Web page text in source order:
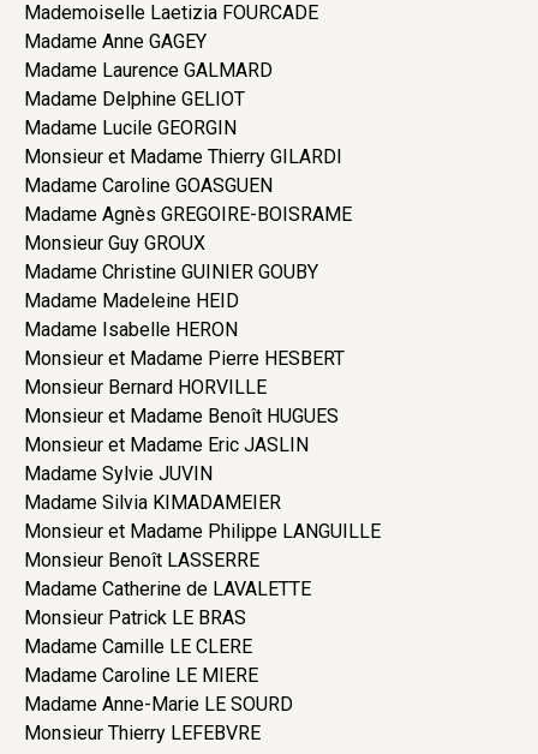
Mademoiselle Laetizia FOURCADE
Madame Anne GAGEY
Madame Laurence GALMARD
Madame Delphine GELIOT
Madame Lucile GEORGIN
Monsieur et Madame Thierry GILARDI
Madame Caroline GOASGUEN
Madame Agnès GREGOIRE-BOISRAME
Monsieur Guy GROUX
Madame Christine GUINIER GOUBY
Madame Madeleine HEID
Madame Isabelle HERON
Monsieur et Madame Pierre HESBERT
Monsieur Bernard HORVILLE
Monsieur et Madame Benoît HUGUES
Monsieur et Madame Eric JASLIN
Madame Sylvie JUVIN
Madame Silvia KIMADAMEIER
Monsieur et Madame Philippe LANGUILLE
Monsieur Benoît LASSERRE
Madame Catherine de LAVALETTE
Monsieur Patrick LE BRAS
Madame Camille LE CLERE
Madame Caroline LE MIERE
Madame Anne-Marie LE SOURD
Monsieur Thierry LEFEBVRE